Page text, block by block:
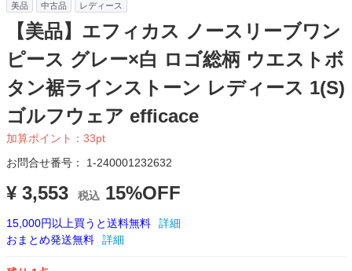
美品 中古品 レディース
【美品】エフィカス ノースリーブワン
ピース グレー×白 ロゴ総柄 ウエストボ
タン裾ラインストーン レディース 1(S)
ゴルフウェア efficace
加算ポイント： 33pt
お問合せ番号： 1-240001232632
¥ 3,553 税込 15%OFF
15,000円以上買うと送料無料
詳細
おまとめ発送無料
詳細